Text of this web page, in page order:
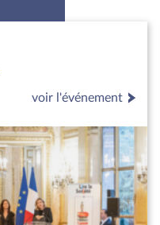
voir l'événement